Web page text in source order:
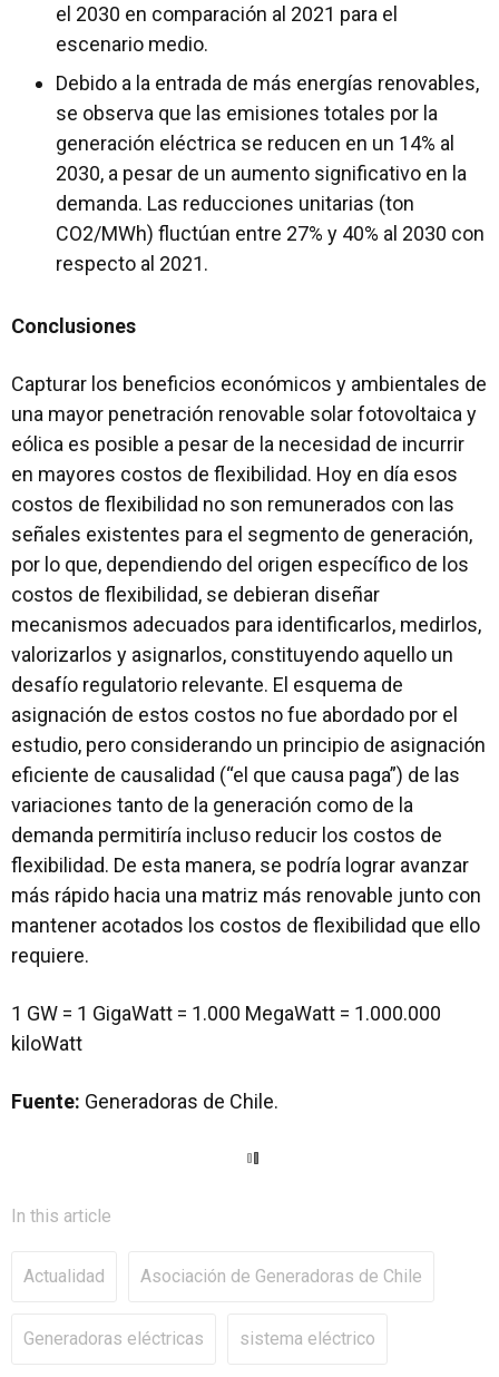
el 2030 en comparación al 2021 para el
escenario medio.
Debido a la entrada de más energías renovables,
se observa que las emisiones totales por la
generación eléctrica se reducen en un 14% al
2030, a pesar de un aumento significativo en la
demanda. Las reducciones unitarias (ton
CO2/MWh) fluctúan entre 27% y 40% al 2030 con
respecto al 2021.
Conclusiones
Capturar los beneficios económicos y ambientales de
una mayor penetración renovable solar fotovoltaica y
eólica es posible a pesar de la necesidad de incurrir
en mayores costos de flexibilidad. Hoy en día esos
costos de flexibilidad no son remunerados con las
señales existentes para el segmento de generación,
por lo que, dependiendo del origen específico de los
costos de flexibilidad, se debieran diseñar
mecanismos adecuados para identificarlos, medirlos,
valorizarlos y asignarlos, constituyendo aquello un
desafío regulatorio relevante. El esquema de
asignación de estos costos no fue abordado por el
estudio, pero considerando un principio de asignación
eficiente de causalidad (“el que causa paga”) de las
variaciones tanto de la generación como de la
demanda permitiría incluso reducir los costos de
flexibilidad. De esta manera, se podría lograr avanzar
más rápido hacia una matriz más renovable junto con
mantener acotados los costos de flexibilidad que ello
requiere.
1 GW = 1 GigaWatt = 1.000 MegaWatt = 1.000.000
kiloWatt
Fuente: Generadoras de Chile.
In this article
Actualidad Asociación de Generadoras de Chile
Generadoras eléctricas sistema eléctrico